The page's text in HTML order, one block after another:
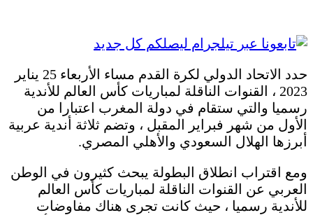
حدد الاتحاد الدولي لكرة القدم مساء الأربعاء 25 يناير
2023 ، القنوات الناقلة لمباريات كأس العالم للأندية
رسميا والتي ستقام في دولة المغرب اعتبارا من
الأول من شهر فبراير المقبل ، وتضم ثلاثة أندية عربية
أبرزها الهلال السعودي والأهلي المصري.
ومع اقتراب انطلاق البطولة يبحث كثيرون في الوطن
العربي عن القنوات الناقلة لمباريات كأس العالم
للأندية رسميا ، حيث كانت تجرى هناك مفاوضات